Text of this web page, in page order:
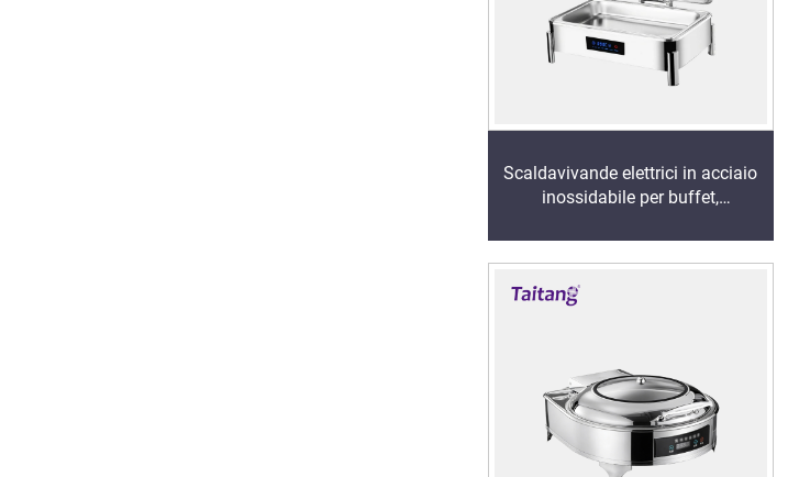
Scaldavivande elettrici in acciaio
inossidabile per buffet,
per catering e hotel con funzione
di visualizzazione